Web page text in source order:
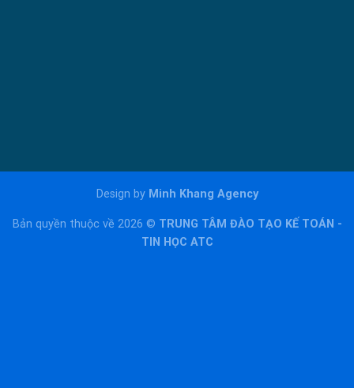
Design by Minh Khang Agency
Bản quyền thuộc về 2026 © TRUNG TÂM ĐÀO TẠO KẾ TOÁN -
TIN HỌC ATC